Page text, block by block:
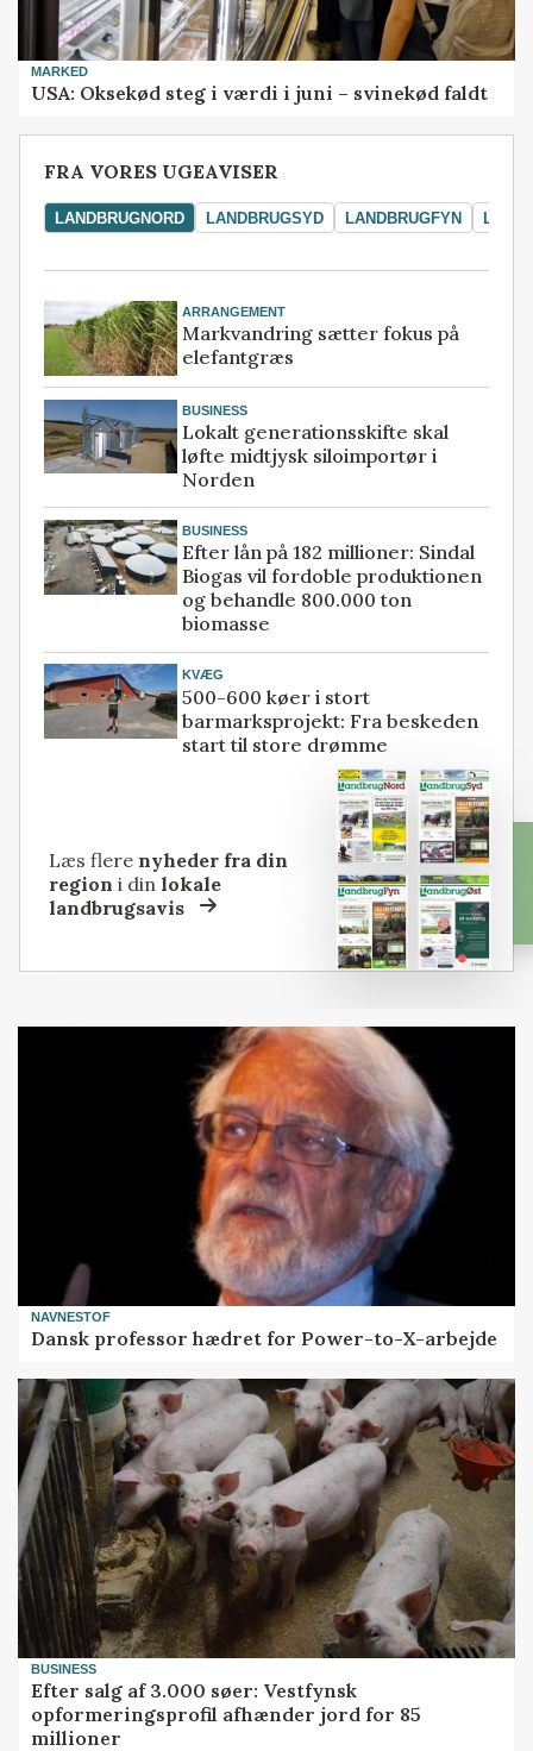
MARKED
USA: Oksekød steg i værdi i juni – svinekød faldt
FRA VORES UGEAVISER
LANDBRUGNORD LANDBRUGSYD LANDBRUGFYN
ARRANGEMENT
Markvandring sætter fokus på
elefantgræs
BUSINESS
Lokalt generationsskifte skal
løfte midtjysk siloimportør i
Norden
BUSINESS
Efter lån på 182 millioner: Sindal
Biogas vil fordoble produktionen
og behandle 800.000 ton
biomasse
KVÆG
500-600 køer i stort
barmarksprojekt: Fra beskeden
start til store drømme
Læs flere nyheder fra din
region i dinlokale
landbrugsavis
NAVNESTOF
Dansk professor hædret for Power-to-X-arbejde
BUSINESS
Efter salg af 3.000 søer: Vestfynsk
opformeringsprofil afhænder jord for 85
millioner